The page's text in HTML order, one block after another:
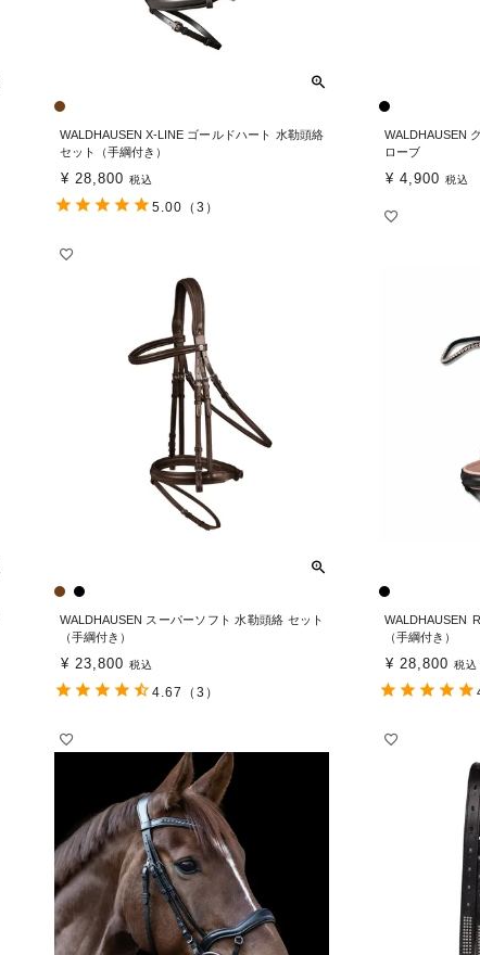
WALDHAUSEN X-LINE ゴールドハート 水勒頭絡
セット（手綱付き）
¥ 28,800 税込
5.00 （3）
WALDHAUSEN
ローブ
¥ 4,900 税込
WALDHAUSEN スーパーソフト 水勒頭絡 セット
（手綱付き）
¥ 23,800 税込
4.67 （3）
WALDHAUSEN
（手綱付き）
¥ 28,800 税込